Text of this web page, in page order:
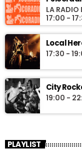
LA RADIO
17:00 -
Local
17:30 -
City
19:00 -
PLAYLIST